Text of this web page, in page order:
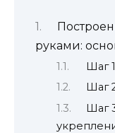
руками:
Шаг
Шаг
Шаг